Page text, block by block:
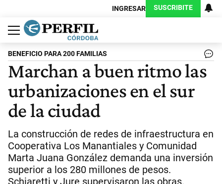
INGRESAR SUSCRIBITE
Política
Economía
Judiciales
Sociedad
Cultura
Espectáculos
Deportes
Protagonistas
BENEFICIO PARA 200 FAMILIAS
Marchan a buen ritmo las
urbanizaciones en el sur
de la ciudad
La construcción de redes de infraestructura en
Cooperativa Los Manantiales y Comunidad
Marta Juana González demanda una inversión
superior a los 280 millones de pesos.